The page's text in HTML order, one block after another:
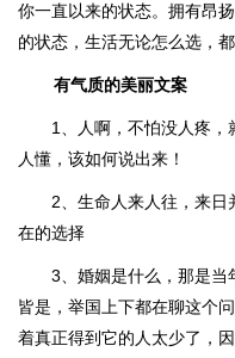
你一直以来的状态。拥有昂
的状态，生活无论怎么选，都
有气质的美丽文案
1、人啊，不怕没人疼
人懂，该如何说出来！
2、生命人来人往，来
在的选择
3、婚姻是什么，那是当
皆是，举国上下都在聊这个
着真正得到它的人太少了，